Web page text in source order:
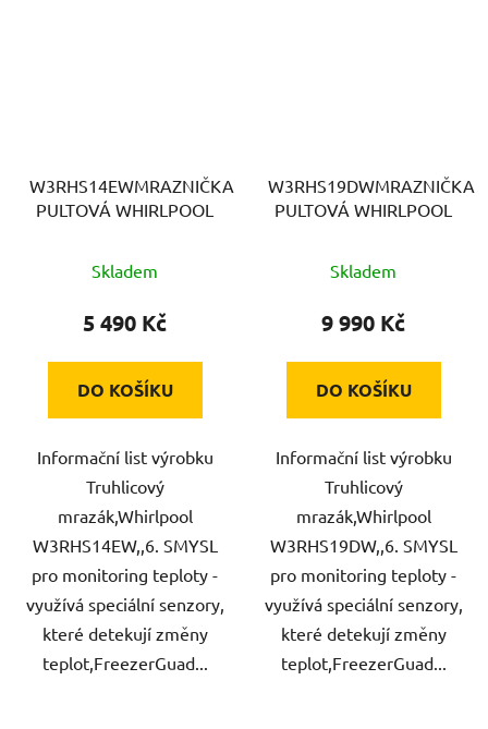
W3RHS14EWMRAZNIČKA
PULTOVÁ WHIRLPOOL
Skladem
5 490 Kč
DO KOŠÍKU
Informační list výrobku
Truhlicový
mrazák,Whirlpool
W3RHS14EW,,6. SMYSL
pro monitoring teploty -
využívá speciální senzory,
které detekují změny
teplot,FreezerGuad...
W3RHS19DWMRAZNIČKA
PULTOVÁ WHIRLPOOL
Skladem
9 990 Kč
DO KOŠÍKU
Informační list výrobku
Truhlicový
mrazák,Whirlpool
W3RHS19DW,,6. SMYSL
pro monitoring teploty -
využívá speciální senzory,
které detekují změny
teplot,FreezerGuad...